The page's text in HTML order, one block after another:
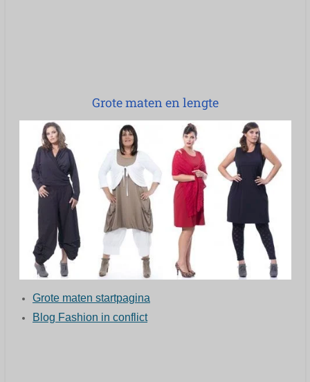
Grote maten en lengte
Grote maten startpagina
Blog Fashion in conflict